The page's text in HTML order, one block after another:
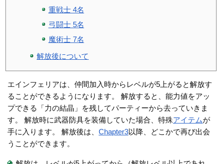
重戦士 4名
弓闘士 5名
魔術士 7名
解放後について
エインフェリアは、仲間加入時からレベルが5上がると解放す
ることができるようになります。 解放すると、能力値をアッ
プできる「力の結晶」を残してパーティーから去っていきま
す。 解放時に武器防具を装備していた場合、特殊アイテムが
手に入ります。 解放後は、Chapter3以降、どこかで再び出会
うことができます。